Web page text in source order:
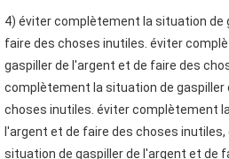
4) éviter complètement la situation de
faire des choses inutiles. éviter
gaspiller de l'argent et de faire des
complètement la situation de gaspiller
choses inutiles. éviter complètement
l'argent et de faire des choses
situation de gaspiller de l'argent et de